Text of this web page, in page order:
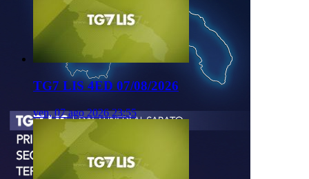
TG7 LIS 4ED 07/08/2026
ven, 07 ago 2026 23:55